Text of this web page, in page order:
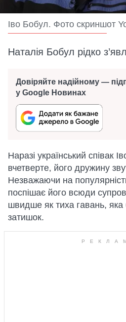
Іво Бобул. Фото скриншот
Наталія Бобул рідко
Довіряйте надійному —
у Google Новинах
Наразі український співак
вчетверте, його дружину
Незважаючи на
поспішає його всюди
швидше як тиха гавань,
затишок.